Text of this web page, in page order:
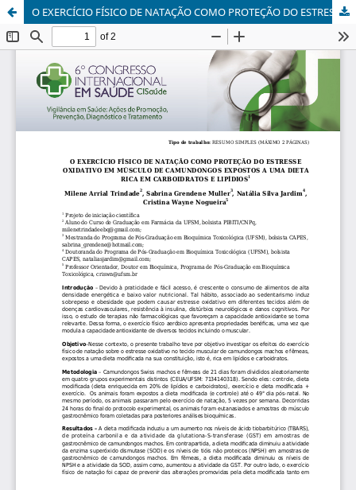
O EXERCÍCIO FÍSICO DE NATAÇÃO COMO PROTEÇÃO DO ESTRESSE OXIDATIVO EM MÚSCULO DE CAMUNDONGOS EXPOSTOS A UMA DIETA RICA EM CARBOIDRATOS E LIPÍDIOS